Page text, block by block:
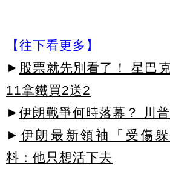
【往下看更多】
► 股票就先別看了！ 星巴
11拿鐵買2送2
► 伊朗戰爭何時落幕？ 川
► 伊朗最新領袖「受傷
料：他只想活下去